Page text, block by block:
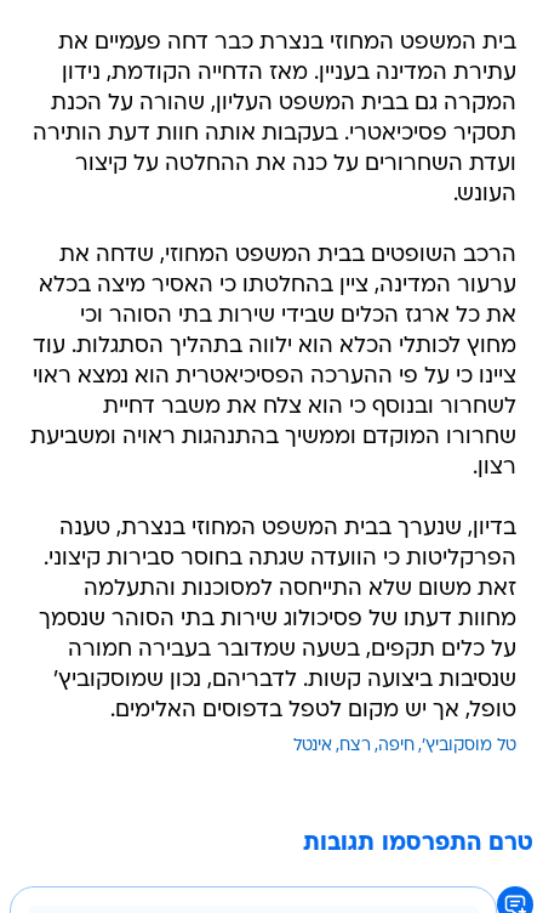
בית המשפט המחוזי בנצרת כבר דחה פעמיים את
עתירת המדינה בעניין. מאז הדחייה הקודמת, נידון
המקרה גם בבית המשפט העליון, שהורה על הכנת
תסקיר פסיכיאטרי. בעקבות אותה חוות דעת הותירה
ועדת השחרורים על כנה את ההחלטה על קיצור
העונש.
הרכב השופטים בבית המשפט המחוזי, שדחה את
ערעור המדינה, ציין בהחלטתו כי האסיר מיצה בכלא
את כל ארגז הכלים שבידי שירות בתי הסוהר וכי
מחוץ לכותלי הכלא הוא ילווה בתהליך הסתגלות. עוד
ציינו כי על פי ההערכה הפסיכיאטרית הוא נמצא ראוי
לשחרור ובנוסף כי הוא צלח את משבר דחיית
שחרורו המוקדם וממשיך בהתנהגות ראויה ומשביעת
רצון.
בדיון, שנערך בבית המשפט המחוזי בנצרת, טענה
הפרקליטות כי הוועדה שגתה בחוסר סבירות קיצוני.
זאת משום שלא התייחסה למסוכנות והתעלמה
מחוות דעתו של פסיכולוג שירות בתי הסוהר שנסמך
על כלים תקפים, בשעה שמדובר בעבירה חמורה
שנסיבות ביצועה קשות. לדבריהם, נכון שמוסקוביץ'
טופל, אך יש מקום לטפל בדפוסים האלימים.
טל מוסקוביץ' חיפה רצח אינטל
טרם התפרסמו תגובות